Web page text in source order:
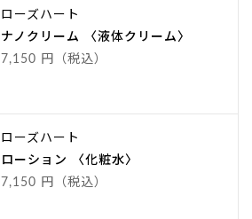
ローズハート
ナノクリーム 〈液体クリーム〉
7,150 円（税込）
ローズハート
ローション 〈化粧水〉
7,150 円（税込）